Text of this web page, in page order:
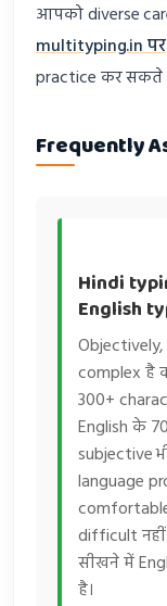
आपको diverse
multityping.in पर
practice कर सकते
Frequently
Hindi
English
complex है
300+
English के
subjective
language
difficult
सीखने में
है।